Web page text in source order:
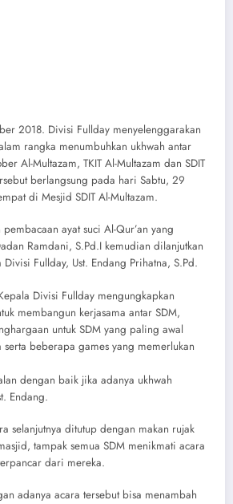
2018. Divisi Fullday menyelenggarakan
rangka menumbuhkan ukhwah antar
Al-Multazam, TKIT Al-Multazam dan SDIT
berlangsung pada hari Sabtu, 29
di Mesjid SDIT Al-Multazam.
ayat suci Al-Qur’an yang
Ramdani, S.Pd.I kemudian dilanjutkan
Fullday, Ust. Endang Prihatna, S.Pd.
Divisi Fullday mengungkapkan
membangun kerjasama antar SDM,
untuk SDM yang paling awal
beberapa games yang memerlukan
dengan baik jika adanya ukhwah
Endang.
selanjutnya ditutup dengan makan rujak
tampak semua SDM menikmati acara
dari mereka.
adanya acara tersebut bisa menambah